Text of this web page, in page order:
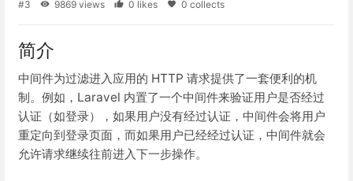
#3
9869 views 0 likes 0 collects
简介
中间件为过滤进入应用的 HTTP 请求提供了一套便利的机
制。例如，Laravel 内置了一个中间件来验证用户是否经过
认证（如登录），如果用户没有经过认证，中间件会将用户
重定向到登录页面，而如果用户已经经过认证，中间件就会
允许请求继续往前进入下一步操作。